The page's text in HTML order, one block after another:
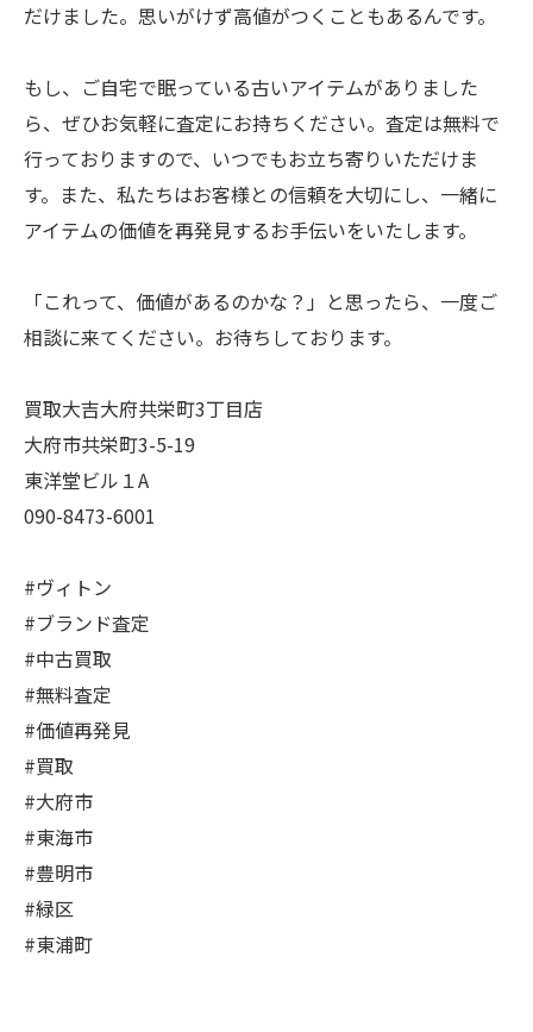
だけました。思いがけず高値がつくこともあるんです。
もし、ご自宅で眠っている古いアイテムがありました
ら、ぜひお気軽に査定にお持ちください。査定は無料で
行っておりますので、いつでもお立ち寄りいただけま
す。また、私たちはお客様との信頼を大切にし、一緒に
アイテムの価値を再発見するお手伝いをいたします。
「これって、価値があるのかな？」と思ったら、一度ご
相談に来てください。お待ちしております。
買取大吉大府共栄町3丁目店
大府市共栄町3-5-19
東洋堂ビル１A
090-8473-6001
#ヴィトン
#ブランド査定
#中古買取
#無料査定
#価値再発見
#買取
#大府市
#東海市
#豊明市
#緑区
#東浦町